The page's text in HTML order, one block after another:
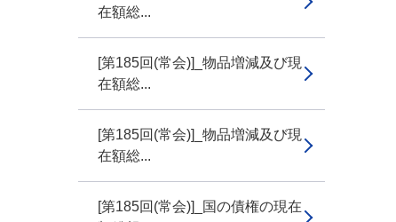
在額総...
[第185回(常会)]_物品増減及び現
在額総...
[第185回(常会)]_物品増減及び現
在額総...
[第185回(常会)]_国の債権の現在